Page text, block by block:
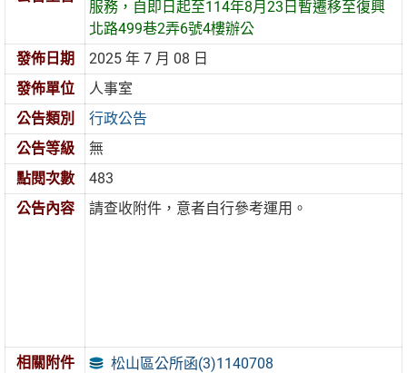
服務，自即日起至114年8月23日暫遷移至復興
北路499巷2弄6號4樓辦公
發佈日期
2025 年 7 月 08 日
發佈單位
人事室
公告類別
行政公告
公告等級
無
點閱次數
483
公告內容
請查收附件，意者自行參考運用。
相關附件 松山區公所函(3)1140708